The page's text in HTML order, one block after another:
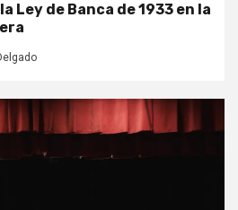
Ley de Banca de 1933 en la